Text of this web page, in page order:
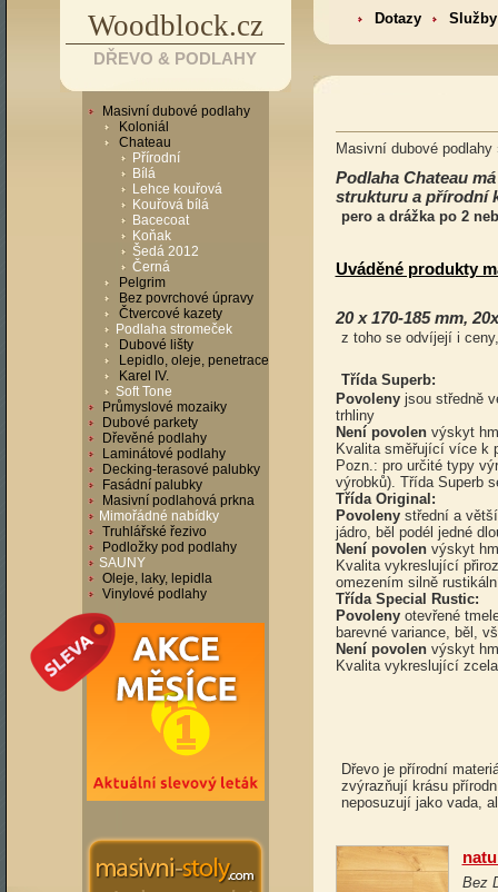
Woodblock.cz
DŘEVO & PODLAHY
Masivní dubové podlahy
Koloniál
Chateau
Přírodní
Bílá
Lehce kouřová
Kouřová bílá
Bacecoat
Koňak
Šedá 2012
Černá
Pelgrim
Bez povrchové úpravy
Čtvercové kazety
Podlaha stromeček
Dubové lišty
Lepidlo, oleje, penetrace
Karel IV.
Soft Tone
Průmyslové mozaiky
Dubové parkety
Dřevěné podlahy
Laminátové podlahy
Decking-terasové palubky
Fasádní palubky
Masivní podlahová prkna
Mimořádné nabídky
Truhlářské řezivo
Podložky pod podlahy
SAUNY
Oleje, laky, lepidla
Vinylové podlahy
Dotazy Služby
Masivní dubové
Podlaha Chateau
strukturu a přírodní
pero a drážka po 2
Uváděné produkty
20 x 170-185 mm,
z toho se odvíjejí i
Třída Superb:
Povolenyjsou středně
trhliny
Není povolenvýskyt
Kvalita směřující více k
Pozn.: pro určité typy
výrobků). Třída Superb
Třída Original:
Povolenystřední a větší
jádro, běl podél jedné
Není povolenvýskyt
Kvalita vykreslující
omezením silně
Třída Special Rustic:
Povolenyotevřené
barevné variance, běl,
Není povolenvýskyt
Kvalita vykreslující
Dřevo je přírodní
zvýrazňují krásu
neposuzují jako vada,
Bez